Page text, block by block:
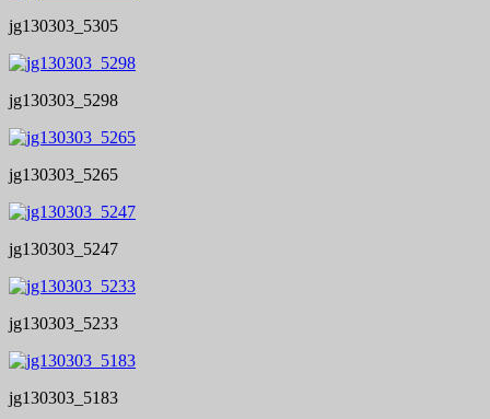
jg130303_5305
jg130303_5298
jg130303_5265
jg130303_5247
jg130303_5233
jg130303_5183